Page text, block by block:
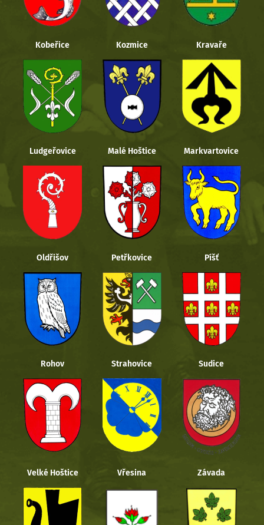
Kobeřice Kozmice Kravaře
Ludgeřovice Malé Hoštice Markvartovice
Oldřišov Petřkovice Píšť
Rohov Strahovice Sudice
Velké Hoštice Vřesina Závada